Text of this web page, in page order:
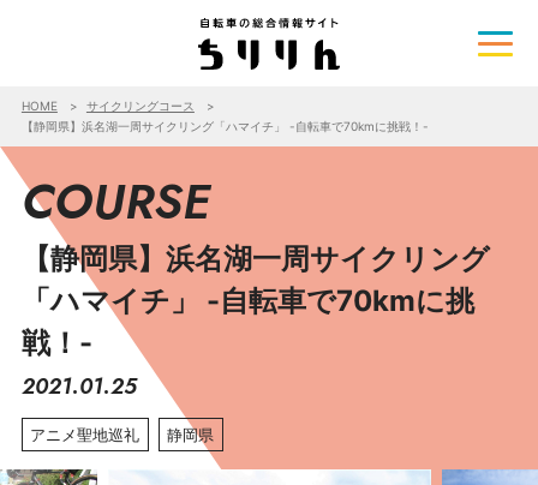
HOME
サイクリングコース
【静岡県】浜名湖一周サイクリング「ハマイチ」 -自転車で70kmに挑戦！-
COURSE
【静岡県】浜名湖一周サイクリング
「ハマイチ」 -自転車で70kmに挑
戦！-
2021.01.25
アニメ聖地巡礼 静岡県